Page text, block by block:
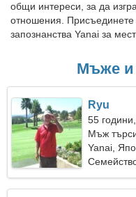
общи интереси, за да
отношения. Присъединете
запознанства Yanai за
Мъже и
Ryu
55
Мъж
Yanai,